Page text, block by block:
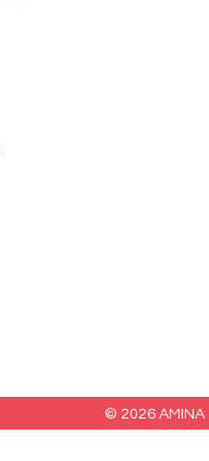
© 2026 AMINA